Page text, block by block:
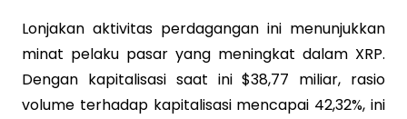
Lonjakan aktivitas perdagangan ini menunjukkan
minat pelaku pasar yang meningkat dalam XRP.
Dengan kapitalisasi saat ini $38,77 miliar, rasio
volume terhadap kapitalisasi mencapai 42,32%, ini